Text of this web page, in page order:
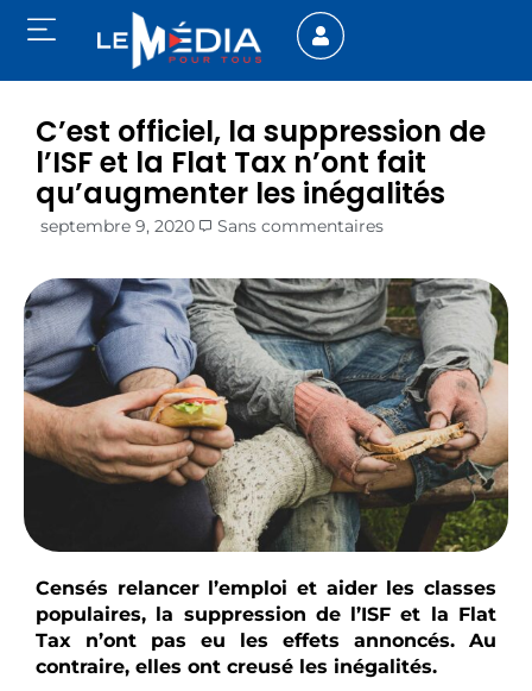
C’est officiel, la suppression de
l’ISF et la Flat Tax n’ont fait
qu’augmenter les inégalités
septembre 9, 2020 Sans commentaires
Censés relancer l’emploi et aider les classes
populaires, la suppression de l’ISF et la Flat
Tax n’ont pas eu les effets annoncés. Au
contraire, elles ont creusé les inégalités.